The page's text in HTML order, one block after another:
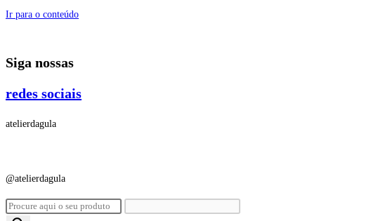
Ir para o conteúdo
Siga nossas
redes sociais
atelierdagula
@atelierdagula